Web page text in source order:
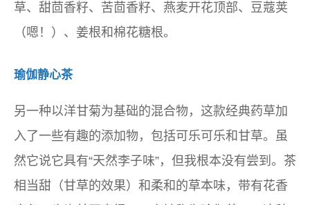
草、甜茴香籽、苦茴香籽、燕麦开花顶部、豆蔻荚
（嗯！）、姜根和棉花糖根。
瑜伽静心茶
另一种以洋甘菊为基础的混合物，这款经典药草加
入了一些有趣的添加物，包括可乐可乐和甘草。虽
然它说它具有“天然李子味”，但我根本没有尝到。茶
相当甜（甘草的效果）和柔和的草本味，带有花香